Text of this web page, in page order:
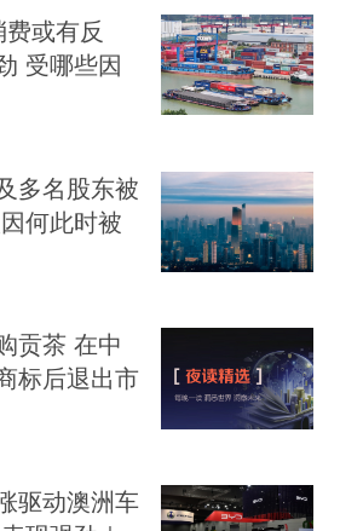
或有反
受哪些因
多名股东被
何此时被
贡茶 在中
标后退出市
驱动澳洲车